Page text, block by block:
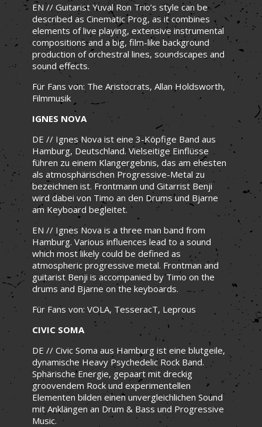
EN // Guitarist Yuval Ron Trio’s style can be
described as Cinematic Prog, as it combines
elements of live playing, extensive instrumental
compositions and a big, film-like background
production of orchestral lines, soundscapes and
sound effects.
Für Fans von: The Aristocrats, Allan Holdsworth,
Filmmusik
IGNES NOVA
DE // Ignes Nova ist eine 3-Köpfige Band aus
Hamburg, Deutschland. Vielseitige Einflüsse
führen zu einem Klangergebnis, das am ehesten
als atmosphärischen Progressive-Metal zu
bezeichnen ist. Frontmann und Gitarrist Benji
wird dabei von Timo an den Drums und Bjarne
am Keyboard begleitet.
EN // Ignes Nova is a three man band from
Hamburg. Various influences lead to a sound
which most likely could be defined as
atmospheric progressive metal. Frontman and
guitarist Benji is accompanied by Timo on the
drums and Bjarne on the keyboards.
Für Fans von: VOLA, TesseracT, Leprous
CIVIC SOMA
DE // Civic Soma aus Hamburg ist eine blutgeile,
dynamische Heavy Psychedelic Rock Band.
Sphärische Energie, gepaart mit dreckig
groovendem Rock und experimentellen
Elementen bilden einen unvergleichlichen Sound
mit Anklängen an Drum & Bass und Progressive
Music.